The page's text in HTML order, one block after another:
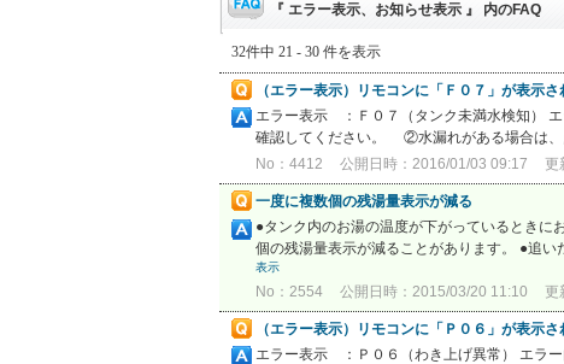
『 エラー表示、お知らせ表示 』 内のFAQ
32件中 21 - 30 件を表示
（エラー表示）リモコンに「Ｆ０７」が表示さ
エラー表示 ：Ｆ０７（タンク未満水検知）
確認してください。 ②水漏れがある場合は、
No：4412 公開日時：2016/01/03 09:17 更
一度に複数個の残湯量表示が減る
●タンク内のお湯の温度が下がっているときに
個の残湯量表示が減ることがあります。 ●追
表示
No：2554 公開日時：2015/03/20 11:10 更
（エラー表示）リモコンに「Ｐ０６」が表示さ
エラー表示 ：Ｐ０６（わき上げ異常）